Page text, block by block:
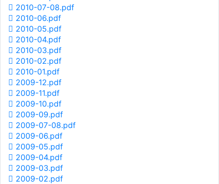
2010-07-08.pdf
2010-06.pdf
2010-05.pdf
2010-04.pdf
2010-03.pdf
2010-02.pdf
2010-01.pdf
2009-12.pdf
2009-11.pdf
2009-10.pdf
2009-09.pdf
2009-07-08.pdf
2009-06.pdf
2009-05.pdf
2009-04.pdf
2009-03.pdf
2009-02.pdf